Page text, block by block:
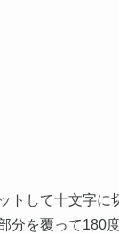
トして十文字に
分を覆って180